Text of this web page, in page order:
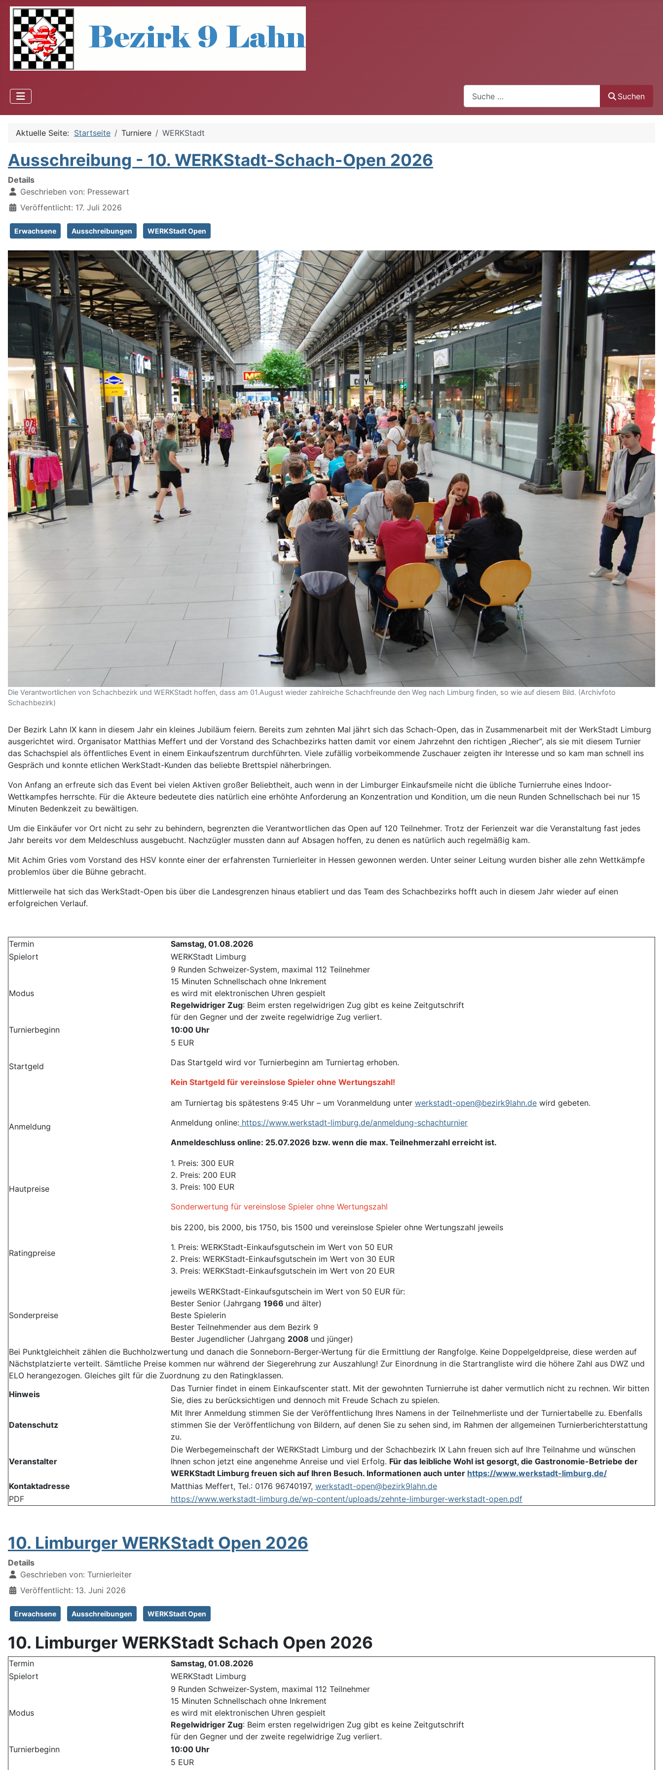
Suchen
Aktuelle Seite: Startseite Turniere WERKStadt
Ausschreibung - 10. WERKStadt-Schach-Open 2026
Details
Geschrieben von: Pressewart
Veröffentlicht: 17. Juli 2026
Erwachsene Ausschreibungen WERKStadt Open
Die Verantwortlichen von Schachbezirk und WERKStadt hoffen, dass am 01.August wieder zahlreiche Schachfreunde den Weg nach Limburg finden, so wie auf diesem Bild. (Archivfoto
Schachbezirk)
Der Bezirk Lahn IX kann in diesem Jahr ein kleines Jubiläum feiern. Bereits zum zehnten Mal jährt sich das Schach-Open, das in Zusammenarbeit mit der WerkStadt Limburg
ausgerichtet wird. Organisator Matthias Meffert und der Vorstand des Schachbezirks hatten damit vor einem Jahrzehnt den richtigen „Riecher“, als sie mit diesem Turnier
das Schachspiel als öffentliches Event in einem Einkaufszentrum durchführten. Viele zufällig vorbeikommende Zuschauer zeigten ihr Interesse und so kam man schnell ins
Gespräch und konnte etlichen WerkStadt-Kunden das beliebte Brettspiel näherbringen.
Von Anfang an erfreute sich das Event bei vielen Aktiven großer Beliebtheit, auch wenn in der Limburger Einkaufsmeile nicht die übliche Turnierruhe eines Indoor-
Wettkampfes herrschte. Für die Akteure bedeutete dies natürlich eine erhöhte Anforderung an Konzentration und Kondition, um die neun Runden Schnellschach bei nur 15
Minuten Bedenkzeit zu bewältigen.
Um die Einkäufer vor Ort nicht zu sehr zu behindern, begrenzten die Verantwortlichen das Open auf 120 Teilnehmer. Trotz der Ferienzeit war die Veranstaltung fast jedes
Jahr bereits vor dem Meldeschluss ausgebucht. Nachzügler mussten dann auf Absagen hoffen, zu denen es natürlich auch regelmäßig kam.
Mit Achim Gries vom Vorstand des HSV konnte einer der erfahrensten Turnierleiter in Hessen gewonnen werden. Unter seiner Leitung wurden bisher alle zehn Wettkämpfe
problemlos über die Bühne gebracht.
Mittlerweile hat sich das WerkStadt-Open bis über die Landesgrenzen hinaus etabliert und das Team des Schachbezirks hofft auch in diesem Jahr wieder auf einen
erfolgreichen Verlauf.
Termin
Samstag, 01.08.2026
Spielort
WERKStadt Limburg
Modus
9 Runden Schweizer-System, maximal 112 Teilnehmer
15 Minuten Schnellschach ohne Inkrement
es wird mit elektronischen Uhren gespielt
Regelwidriger Zug: Beim ersten regelwidrigen Zug gibt es keine Zeitgutschrift
für den Gegner und der zweite regelwidrige Zug verliert.
Turnierbeginn
10:00 Uhr
Startgeld
5 EUR
Das Startgeld wird vor Turnierbeginn am Turniertag erhoben.
Kein Startgeld für vereinslose Spieler ohne Wertungszahl!
Anmeldung
am Turniertag bis spätestens 9:45 Uhr – um Voranmeldung unter werkstadt-open@bezirk9lahn.de wird gebeten.
Anmeldung online: https://www.werkstadt-limburg.de/anmeldung-schachturnier
Anmeldeschluss online: 25.07.2026 bzw. wenn die max. Teilnehmerzahl erreicht ist.
Hautpreise
1. Preis: 300 EUR
2. Preis: 200 EUR
3. Preis: 100 EUR
Sonderwertung für vereinslose Spieler ohne Wertungszahl
Ratingpreise
bis 2200, bis 2000, bis 1750, bis 1500 und vereinslose Spieler ohne Wertungszahl jeweils
1. Preis: WERKStadt-Einkaufsgutschein im Wert von 50 EUR
2. Preis: WERKStadt-Einkaufsgutschein im Wert von 30 EUR
3. Preis: WERKStadt-Einkaufsgutschein im Wert von 20 EUR
Sonderpreise
jeweils WERKStadt-Einkaufsgutschein im Wert von 50 EUR für:
Bester Senior (Jahrgang 1966 und älter)
Beste Spielerin
Bester Teilnehmender aus dem Bezirk 9
Bester Jugendlicher (Jahrgang 2008 und jünger)
Bei Punktgleichheit zählen die Buchholzwertung und danach die Sonneborn-Berger-Wertung für die Ermittlung der Rangfolge. Keine Doppelgeldpreise, diese werden auf
Nächstplatzierte verteilt. Sämtliche Preise kommen nur während der Siegerehrung zur Auszahlung! Zur Einordnung in die Startrangliste wird die höhere Zahl aus DWZ und
ELO herangezogen. Gleiches gilt für die Zuordnung zu den Ratingklassen.
Hinweis
Das Turnier findet in einem Einkaufscenter statt. Mit der gewohnten Turnierruhe ist daher vermutlich nicht zu rechnen. Wir bitten
Sie, dies zu berücksichtigen und dennoch mit Freude Schach zu spielen.
Datenschutz
Mit Ihrer Anmeldung stimmen Sie der Veröffentlichung Ihres Namens in der Teilnehmerliste und der Turniertabelle zu. Ebenfalls
stimmen Sie der Veröffentlichung von Bildern, auf denen Sie zu sehen sind, im Rahmen der allgemeinen Turnierberichterstattung
zu.
Veranstalter
Die Werbegemeinschaft der WERKStadt Limburg und der Schachbezirk IX Lahn freuen sich auf Ihre Teilnahme und wünschen
Ihnen schon jetzt eine angenehme Anreise und viel Erfolg. Für das leibliche Wohl ist gesorgt, die Gastronomie-Betriebe der
WERKStadt Limburg freuen sich auf Ihren Besuch. Informationen auch unter https://www.werkstadt-limburg.de/
Kontaktadresse
Matthias Meffert, Tel.: 0176 96740197, werkstadt-open@bezirk9lahn.de
PDF
https://www.werkstadt-limburg.de/wp-content/uploads/zehnte-limburger-werkstadt-open.pdf
10. Limburger WERKStadt Open 2026
Details
Geschrieben von: Turnierleiter
Veröffentlicht: 13. Juni 2026
Erwachsene Ausschreibungen WERKStadt Open
10. Limburger WERKStadt Schach Open 2026
Termin
Samstag, 01.08.2026
Spielort
WERKStadt Limburg
Modus
9 Runden Schweizer-System, maximal 112 Teilnehmer
15 Minuten Schnellschach ohne Inkrement
es wird mit elektronischen Uhren gespielt
Regelwidriger Zug: Beim ersten regelwidrigen Zug gibt es keine Zeitgutschrift
für den Gegner und der zweite regelwidrige Zug verliert.
Turnierbeginn
10:00 Uhr
5 EUR